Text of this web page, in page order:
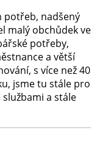
potřeb, nadšený
malý obchůdek ve
potřeby,
a větší
s více než 40
jsme tu stále pro
a stále